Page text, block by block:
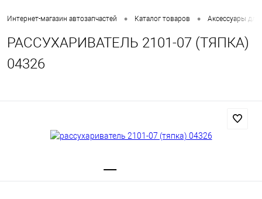
Интернет-магазин автозапчастей • Каталог товаров • Аксессуары
РАССУХАРИВАТЕЛЬ 2101-07 (ТЯПКА)
04326